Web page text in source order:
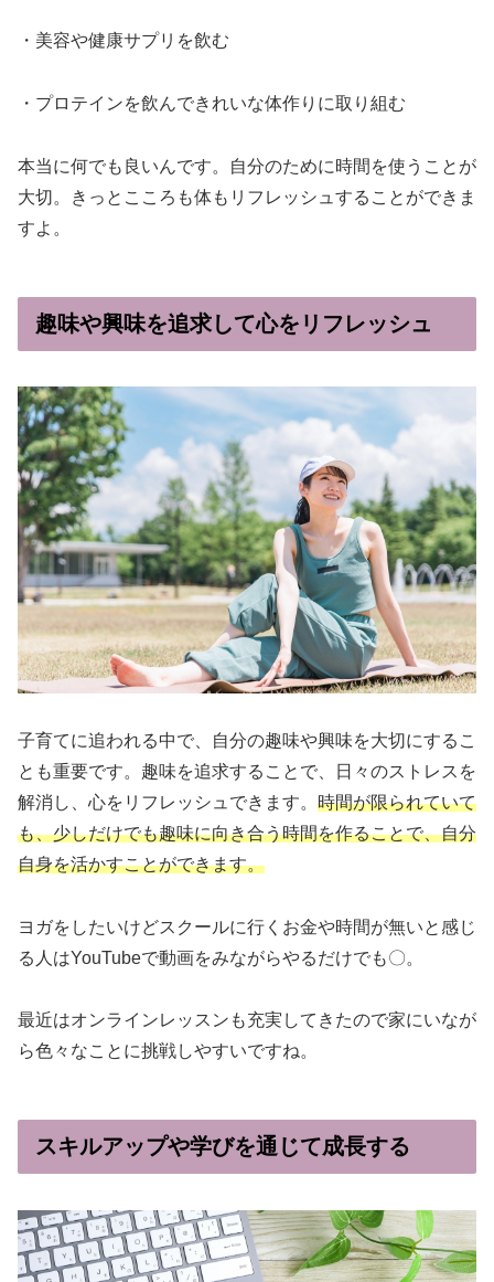
・美容や健康サプリを飲む
・プロテインを飲んできれいな体作りに取り組む
本当に何でも良いんです。自分のために時間を使うことが
大切。きっとこころも体もリフレッシュすることができま
すよ。
趣味や興味を追求して心をリフレッシュ
子育てに追われる中で、自分の趣味や興味を大切にするこ
とも重要です。趣味を追求することで、日々のストレスを
解消し、心をリフレッシュできます。 時間が限られていて
も、少しだけでも趣味に向き合う時間を作ることで、自分
自身を活かすことができます。
ヨガをしたいけどスクールに行くお金や時間が無いと感じ
る人はYouTubeで動画をみながらやるだけでも〇。
最近はオンラインレッスンも充実してきたので家にいなが
ら色々なことに挑戦しやすいですね。
スキルアップや学びを通じて成長する